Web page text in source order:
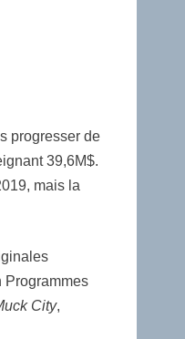
progresser de
39,6M$.
mais la
Programmes
City,